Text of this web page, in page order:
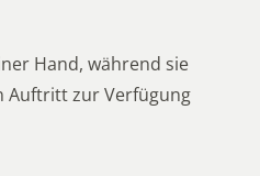
Hand, während sie
Auftritt zur Verfügung